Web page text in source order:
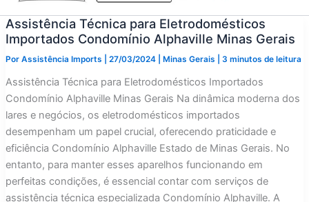
Assistência Técnica para Eletrodomésticos
Importados Condomínio Alphaville Minas Gerais
Por Assistência Imports 27/03/2024 Minas Gerais 3 minutos de leitura
Assistência Técnica para Eletrodomésticos Importados
Condomínio Alphaville Minas Gerais Na dinâmica moderna dos
lares e negócios, os eletrodomésticos importados
desempenham um papel crucial, oferecendo praticidade e
eficiência Condomínio Alphaville Estado de Minas Gerais. No
entanto, para manter esses aparelhos funcionando em
perfeitas condições, é essencial contar com serviços de
assistência técnica especializada Condomínio Alphaville. A